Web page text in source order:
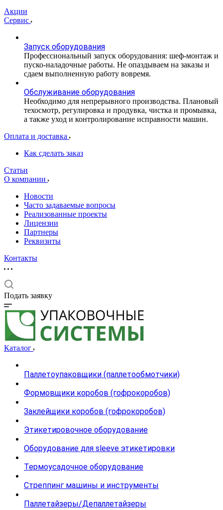
Акции
Сервис
Запуск оборудования
Профессиональный запуск оборудования: шеф-монтаж и
пуско-наладочные работы. Не опаздываем на заказы и
сдаем выполненную работу вовремя.
Обслуживание оборудования
Необходимо для непрерывного производства. Плановый
техосмотр, регулировка и продувка, чистка и промывка,
а также уход и контролирование исправности машин.
Оплата и доставка
Как сделать заказ
Статьи
О компании
Новости
Часто задаваемые вопросы
Реализованные проекты
Лицензии
Партнеры
Реквизиты
Контакты
Подать заявку
Каталог
Паллетоупаковщики (паллетообмотчики)
Формовщики коробов (гофрокоробов)
Заклейщики коробов (гофрокоробов)
Этикетировочное оборудование
Оборудование для sleeve этикетировки
Термоусадочное оборудование
Стреппинг машины и инструменты
Паллетайзеры/Депаллетайзеры